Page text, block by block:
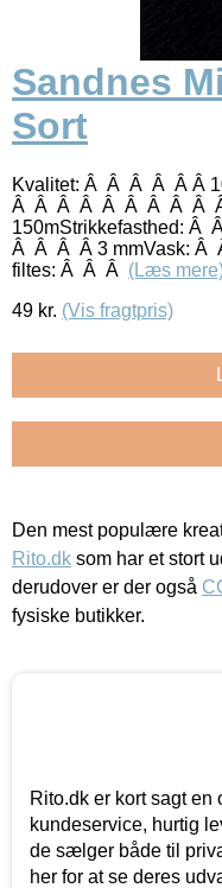
Sandnes
Sort
Kvalitet: Â Â Â Â Â Â
Â Â Â Â Â Â Â Â Â Â
150mStrikkefasthed: Â
Â Â Â Â 3 mmVask: Â
filtes: Â Â Â (Læs
49 kr. (Vis fragtpris)
Den mest populære
Rito.dk som har et stort
derudover er der også
fysiske butikker.
Rito.dk er kort sagt
kundeservice, hurtig
de sælger både til
her for at se deres